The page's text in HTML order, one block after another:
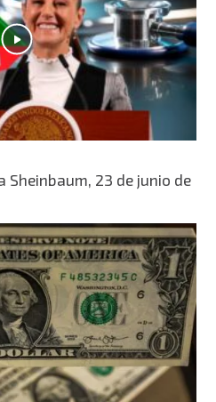
Sheinbaum, 23 de junio de